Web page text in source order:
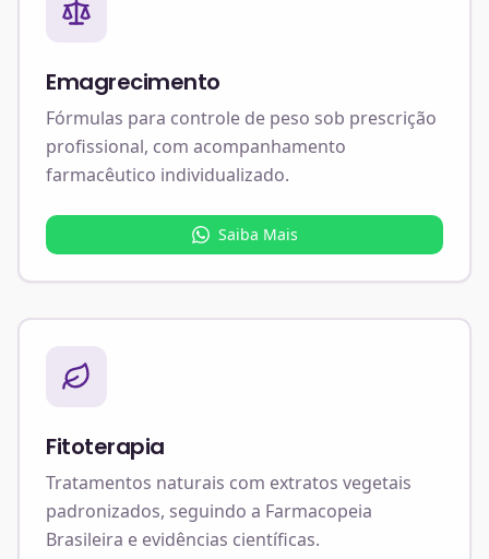
Emagrecimento
Fórmulas para controle de peso sob prescrição
profissional, com acompanhamento
farmacêutico individualizado.
Saiba Mais
Fitoterapia
Tratamentos naturais com extratos vegetais
padronizados, seguindo a Farmacopeia
Brasileira e evidências científicas.